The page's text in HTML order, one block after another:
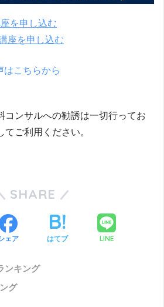
を申し込む
座を申し込む
はこちらから
コンサルへの勧誘は一切行ってお
てご利用ください。
SHARE
ェア はてブ LINE
ンキング
グ